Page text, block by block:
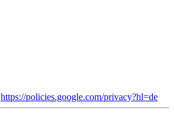
https://policies.google.com/privacy?hl=de